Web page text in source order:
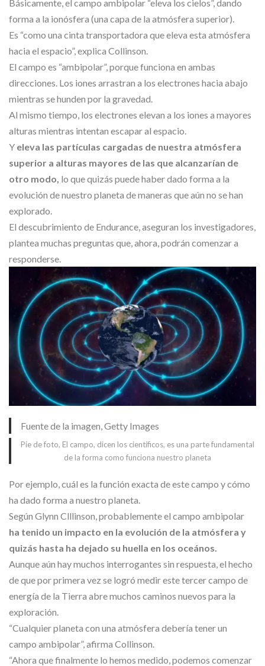
Básicamente, el campo ambipolar “eleva los cielos”, dando
forma a la ionósfera (una capa de la atmósfera superior).
Es “como una cinta transportadora que eleva esta atmósfera
hacia el espacio”, explica Collinson.
El campo es “ambipolar”, porque funciona en ambas
direcciones. Los iones arrastran a los electrones hacia abajo
mientras se hunden por la gravedad.
Al mismo tiempo, los electrones elevan a los iones a mayores
alturas mientras intentan escapar al espacio.
Y eleva las partículas cargadas de nuestra atmósfera
superior a alturas mayores de las que alcanzarían de
otro modo, lo que quizás puede haber dado forma a la
evolución de nuestro planeta de maneras que aún no se han
explorado.
El descubrimiento de Endurance, aseguran los investigadores,
plantea muchas preguntas que, ahora, podrán comenzar a
responderse.
Fuente de la imagen,Getty Images
Pie de foto, El campo, dicen los científicos, es una parte fundamental
de la forma como funciona nuestro planeta
Por ejemplo, cuál es la función exacta de este campo y cómo
ha dado forma a nuestro planeta.
Según Glynn Clllinson, probablemente el campo ambipolar
ha tenido un impacto en la evolución de la atmósfera y
quizás hasta ha dejado su huella en los oceános.
Aunque aún hay muchos interrogantes sin respuesta, el hecho
de que por primera vez se logró medir este tercer campo de
energía de la Tierra abre muchos caminos nuevos para la
exploración.
“Cualquier planeta con una atmósfera debería tener un
campo ambipolar”, afirma Collinson.
“Ahora que finalmente lo hemos medido, podemos comenzar